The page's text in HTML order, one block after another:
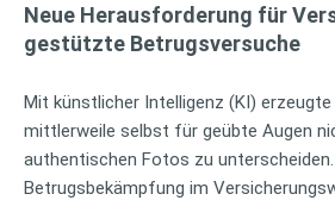
Neue Herausforderung für
gestützte Betrugsversuche
Mit künstlicher Intelligenz (KI) erzeugte
mittlerweile selbst für geübte Augen
authentischen Fotos zu unterscheiden.
Betrugsbekämpfung im